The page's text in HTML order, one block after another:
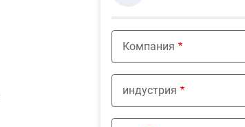
Компания
индустрия
Nothing selected